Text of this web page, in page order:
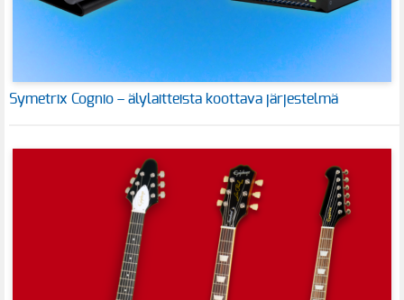
Symetrix Cognio – älylaitteista koottava järjestelmä